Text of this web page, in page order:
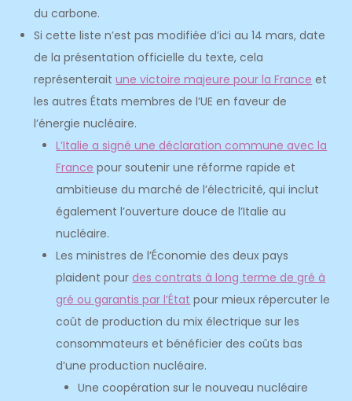
du carbone.
Si cette liste n’est pas modifiée d’ici au 14 mars, date
de la présentation officielle du texte, cela
représenteraitune victoire majeure pour la France et
les autres États membres de l’UE en faveur de
l’énergie nucléaire.
L’Italie a signé une déclaration commune avec la
France pour soutenir une réforme rapide et
ambitieuse du marché de l’électricité, qui inclut
également l’ouverture douce de l’Italie au
nucléaire.
Les ministres de l’Économie des deux pays
plaident pourdes contrats à long terme de gré à
gré ou garantis par l’État pour mieux répercuter le
coût de production du mix électrique sur les
consommateurs et bénéficier des coûts bas
d’une production nucléaire.
Une coopération sur le nouveau nucléaire